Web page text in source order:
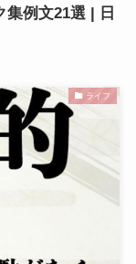
例文21選 | 日
ライフ